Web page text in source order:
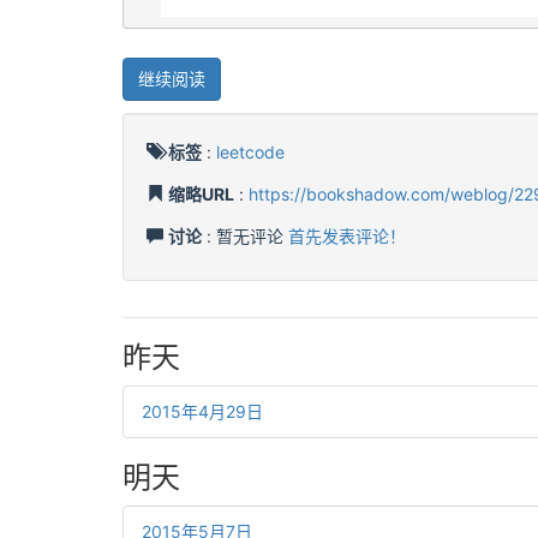
继续阅读
标签 : leetcode
缩略URL : https://bookshadow.com/weblog/
讨论: 暂无评论 首先发表评论！
昨天
2015年4月29日
明天
2015年5月7日